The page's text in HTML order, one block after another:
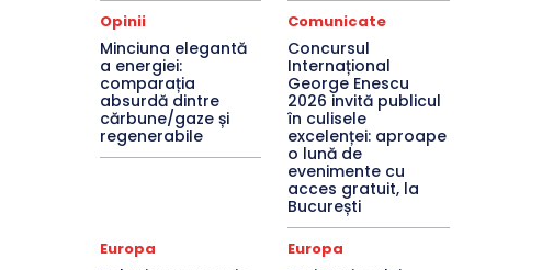
Opinii
Minciuna elegantă
a energiei:
comparația
absurdă dintre
cărbune/gaze și
regenerabile
Comunicate
Concursul
Internațional
George Enescu
2026 invită publicul
în culisele
excelenței: aproape
o lună de
evenimente cu
acces gratuit, la
București
Europa Europa